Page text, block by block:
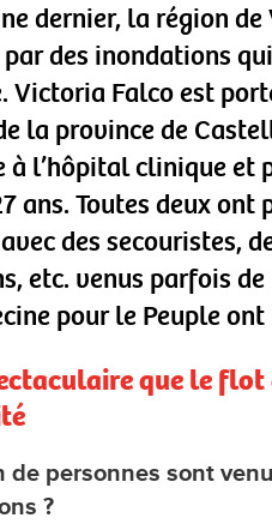
dernier, la région
par des inondations
Victoria Falco est
la province de
l’hôpital clinique et
ans. Toutes deux
des secouristes,
etc. venus parfois
pour le Peuple
que le
de personnes sont
?